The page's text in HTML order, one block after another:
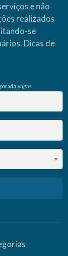
e não
realizados
se
Dicas de
vagas